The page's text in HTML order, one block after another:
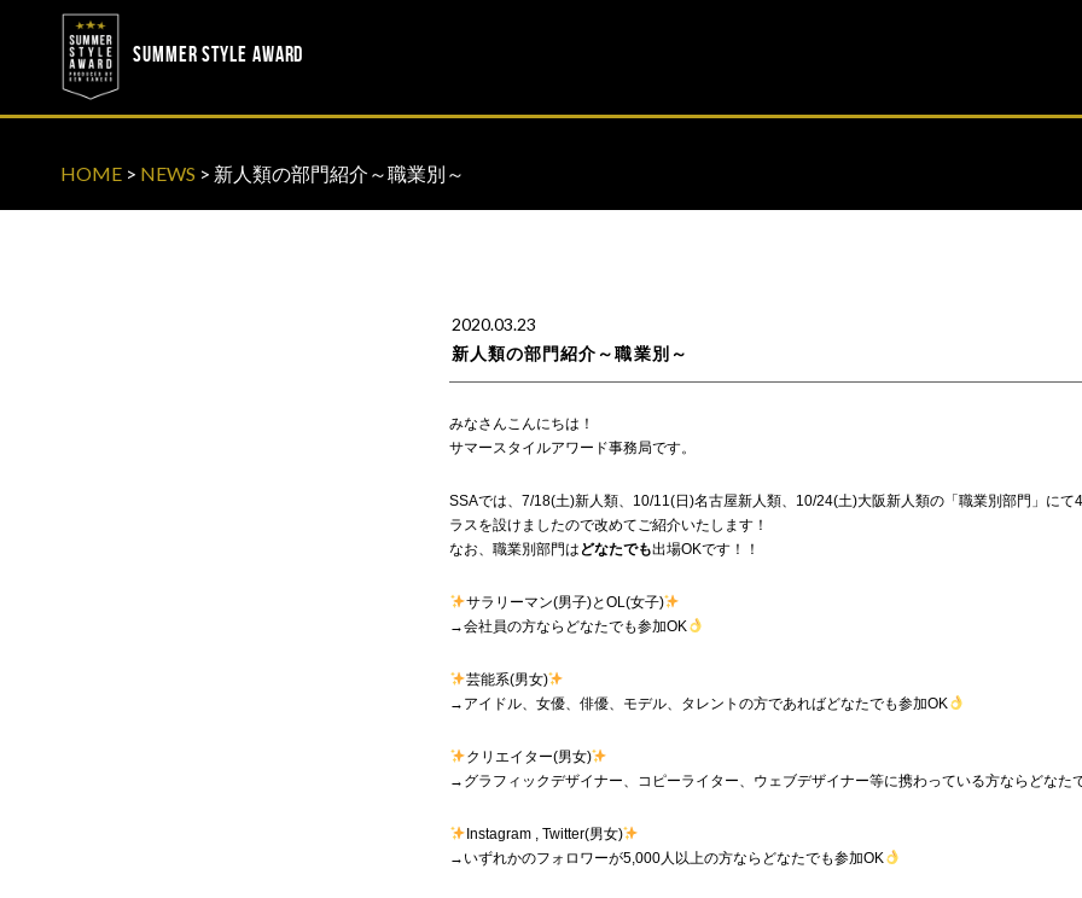
SUMMER STYLE AWARD
HOME > NEWS > 新人類の部門紹介～職業別～
2020.03.23
新人類の部門紹介～職業別～
みなさんこんにちは！
サマースタイルアワード事務局です。
SSAでは、7/18(土)新人類、10/11(日)名古屋新人類、10/24(土)大阪新人類の「職業別部門」にて
ラスを設けましたので改めてご紹介いたします！
なお、職業別部門は どなたでも出場OKです！！
サラリーマン(男子)とOL(女子)
→会社員の方ならどなたでも参加OK
芸能系(男女)
→アイドル、女優、俳優、モデル、タレントの方であればどなたでも参加OK
クリエイター(男女)
→グラフィックデザイナー、コピーライター、ウェブデザイナー等に携わっている方ならどなた
Instagram , Twitter(男女)
→いずれかのフォロワーが5,000人以上の方ならどなたでも参加OK